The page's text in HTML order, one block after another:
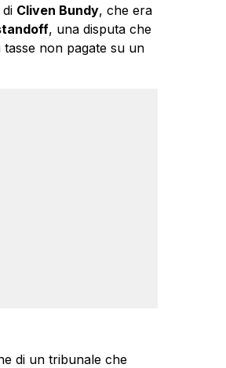
Cliven Bundy, che era
, una disputa che
non pagate su un
di un tribunale che